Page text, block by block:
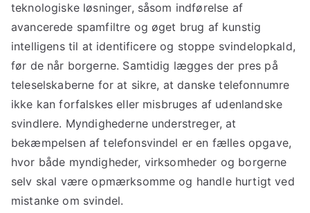
teknologiske løsninger, såsom indførelse af
avancerede spamfiltre og øget brug af kunstig
intelligens til at identificere og stoppe svindelopkald,
før de når borgerne. Samtidig lægges der pres på
teleselskaberne for at sikre, at danske telefonnumre
ikke kan forfalskes eller misbruges af udenlandske
svindlere. Myndighederne understreger, at
bekæmpelsen af telefonsvindel er en fælles opgave,
hvor både myndigheder, virksomheder og borgerne
selv skal være opmærksomme og handle hurtigt ved
mistanke om svindel.